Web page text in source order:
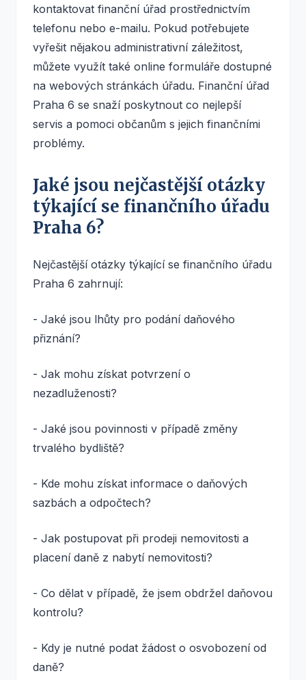
kontaktovat finanční úřad prostřednictvím
telefonu nebo e-mailu. Pokud potřebujete
vyřešit nějakou administrativní záležitost,
můžete využít také online formuláře dostupné
na webových stránkách úřadu. Finanční úřad
Praha 6 se snaží poskytnout co nejlepší
servis a pomoci občanům s jejich finančními
problémy.
Jaké jsou nejčastější otázky
týkající se finančního úřadu
Praha 6?
Nejčastější otázky týkající se finančního úřadu
Praha 6 zahrnují:
- Jaké jsou lhůty pro podání daňového
přiznání?
- Jak mohu získat potvrzení o
nezadluženosti?
- Jaké jsou povinnosti v případě změny
trvalého bydliště?
- Kde mohu získat informace o daňových
sazbách a odpočtech?
- Jak postupovat při prodeji nemovitosti a
placení daně z nabytí nemovitosti?
- Co dělat v případě, že jsem obdržel daňovou
kontrolu?
- Kdy je nutné podat žádost o osvobození od
daně?